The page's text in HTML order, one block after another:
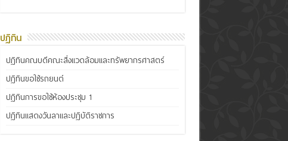
ปฏิทิน
ปฏิทินคณบดีคณะสิ่งแวดล้อมและทรัพยากรศาสตร์
ปฏิทินขอใช้รถยนต์
ปฏิทินการขอใช้ห้องประชุม 1
ปฏิทินแสดงวันลาและปฏิบัติราชการ